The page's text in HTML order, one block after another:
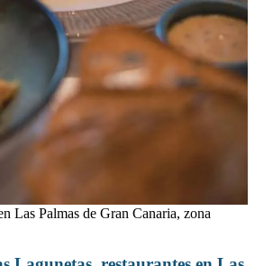
Las Palmas de Gran Canaria, zona